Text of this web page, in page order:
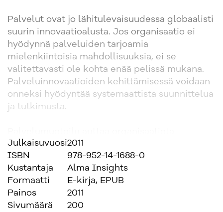
Palvelut ovat jo lähitulevaisuudessa globaalisti
suurin innovaatioalusta. Jos organisaatio ei
hyödynnä palveluiden tarjoamia
mielenkiintoisia mahdollisuuksia, ei se
valitettavasti ole kohta enää pelissä mukana.
Palveluinnovaatioiden kehittämisessä voidaan
onneksi hyödyntää systemaattista suunnittelua
ja tutkimusta.
havaitsemaan palveluiden strategiset
mahdollisuudet liiketoiminnassa, innovoimaan
uusia ja kehittämään jo olemassa olevia
palveluita. Palvelumuotoilu tuo muotoilusta
tutut toimintatavat palveluiden kehittämiseen
ja yhdistää ne perinteisiin palvelun kehityksen
Julkaisuvuosi2011
ISBN
978-952-14-1688-0
Kustantaja
Alma Insights
Formaatti
E-kirja, EPUB
Painos
2011
Sivumäärä
200